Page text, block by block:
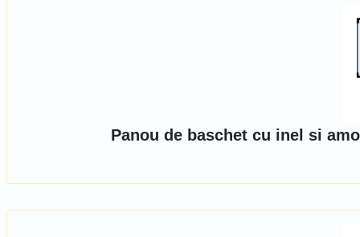
Panou de baschet cu inel si